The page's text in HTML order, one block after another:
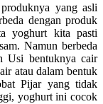
yang asli
dengan produk
yoghurt kita pasti
Namun berbeda
Usi bentuknya cair
atau dalam bentuk
Pijar yang tidak
yoghurt ini cocok